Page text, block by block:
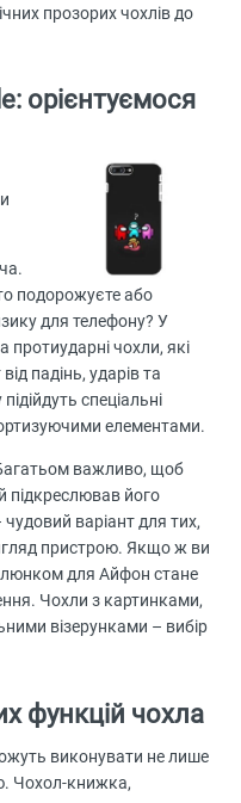
прозорих чохлів до
орієнтуємося
подорожуєте або
для телефону? У
протиударні чохли, які
падінь, ударів та
спеціальні
елементами.
важливо, щоб
підкреслював його
варіант для тих,
пристрою. Якщо ж ви
для Айфон стане
Чохли з картинками,
візерунками – вибір
функцій чохла
виконувати не лише
Чохол-книжка,